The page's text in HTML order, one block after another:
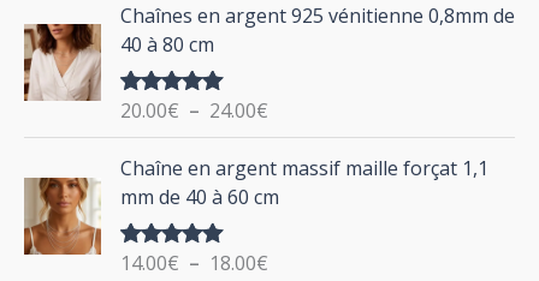
p
o
u
:
Chaînes en argent 925 vénitienne 0,8mm de
40 à 80 cm
Note5.00
20.00€ – 24.00€
l
d
e
p
Chaîne en argent massif maille forçat 1,1
mm de 40 à 60 cm
Note5.00
14.00€ – 18.00€
P
l
a